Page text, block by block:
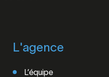
L'agence
L’équipe